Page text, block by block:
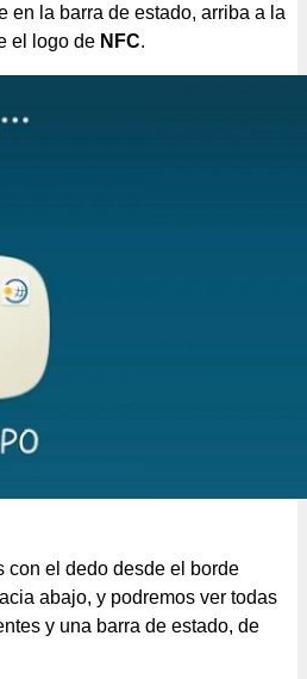
en la barra de estado, arriba a la
el logo de NFC.
con el dedo desde el borde
abajo, y podremos ver todas
y una barra de estado, de